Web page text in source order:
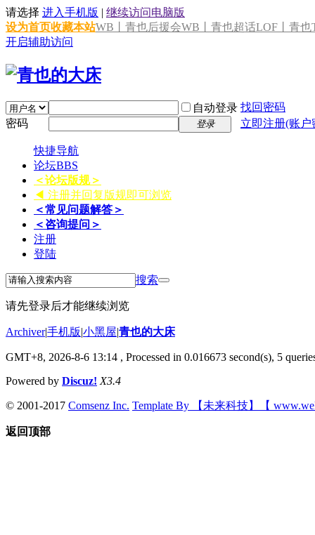
请选择 进入手机版 | 继续访问电脑版
设为首页收藏本站WB丨青也后援会WB丨青也超话LOF丨青也
开启辅助访问
自动登录 找回密码
密码
登录 立即注册(账
快捷导航
论坛BBS
＜论坛版规＞
◀ 注册并回复版规即可浏览
＜常见问题解答＞
＜咨询提问＞
注册
登陆
搜索
请先登录后才能继续浏览
Archiver|手机版|小黑屋|青也的大床
GMT+8, 2026-8-6 13:14 , Processed in 0.016673 second(s), 5
Powered by Discuz! X3.4
© 2001-2017 Comsenz Inc. Template By 【未来科技】【
返回顶部